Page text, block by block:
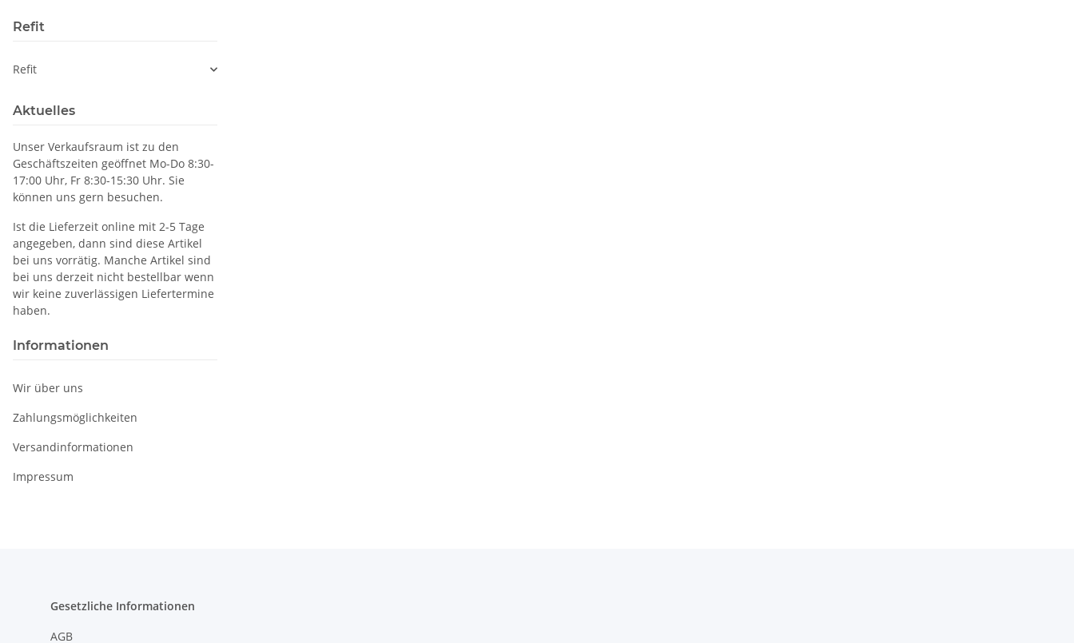
Refit
Refit
Aktuelles
Unser Verkaufsraum ist zu den
Geschäftszeiten geöffnet Mo-Do 8:30-
17:00 Uhr, Fr 8:30-15:30 Uhr. Sie
können uns gern besuchen.
Ist die Lieferzeit online mit 2-5 Tage
angegeben, dann sind diese Artikel
bei uns vorrätig. Manche Artikel sind
bei uns derzeit nicht bestellbar wenn
wir keine zuverlässigen Liefertermine
haben.
Informationen
Wir über uns
Zahlungsmöglichkeiten
Versandinformationen
Impressum
Gesetzliche Informationen
AGB